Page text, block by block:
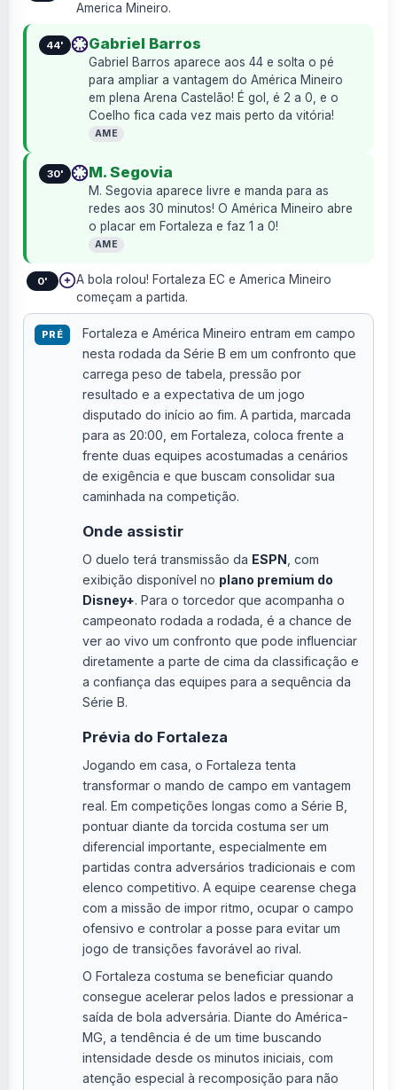
America Mineiro.
44' Gabriel Barros
Gabriel Barros aparece aos 44 e solta o pé
para ampliar a vantagem do América Mineiro
em plena Arena Castelão! É gol, é 2 a 0, e o
Coelho fica cada vez mais perto da vitória!
AME
30' M. Segovia
M. Segovia aparece livre e manda para as
redes aos 30 minutos! O América Mineiro abre
o placar em Fortaleza e faz 1 a 0!
AME
0'
A bola rolou! Fortaleza EC e America Mineiro
começam a partida.
PRÉ
Fortaleza e América Mineiro entram em campo
nesta rodada da Série B em um confronto que
carrega peso de tabela, pressão por
resultado e a expectativa de um jogo
disputado do início ao fim. A partida, marcada
para as 20:00, em Fortaleza, coloca frente a
frente duas equipes acostumadas a cenários
de exigência e que buscam consolidar sua
caminhada na competição.
Onde assistir
O duelo terá transmissão da ESPN , com
exibição disponível no plano premium do
Disney+. Para o torcedor que acompanha o
campeonato rodada a rodada, é a chance de
ver ao vivo um confronto que pode influenciar
diretamente a parte de cima da classificação e
a confiança das equipes para a sequência da
Série B.
Prévia do Fortaleza
Jogando em casa, o Fortaleza tenta
transformar o mando de campo em vantagem
real. Em competições longas como a Série B,
pontuar diante da torcida costuma ser um
diferencial importante, especialmente em
partidas contra adversários tradicionais e com
elenco competitivo. A equipe cearense chega
com a missão de impor ritmo, ocupar o campo
ofensivo e controlar a posse para evitar um
jogo de transições favorável ao rival.
O Fortaleza costuma se beneficiar quando
consegue acelerar pelos lados e pressionar a
saída de bola adversária. Diante do América-
MG, a tendência é de um time buscando
intensidade desde os minutos iniciais, com
atenção especial à recomposição para não